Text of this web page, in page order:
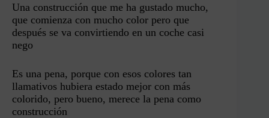
Una construcción que me ha gustado mucho,
que comienza con mucho color pero que
después se va convirtiendo en un coche casi
nego
Es una pena, porque con esos colores tan
llamativos hubiera estado mejor con más
colorido, pero bueno, merece la pena como
construcción